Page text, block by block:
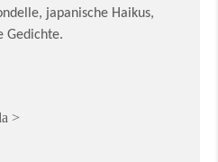
japanische Haikus,
Gedichte.
>